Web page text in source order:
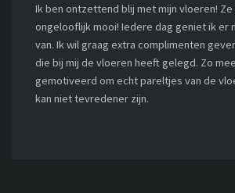
Ik ben ontzettend blij met mijn vloeren!
ongelooflijk mooi! Iedere dag geniet ik er
van. Ik wil graag extra complimenten
die bij mij de vloeren heeft gelegd. Zo
gemotiveerd om echt pareltjes van de
kan niet tevredener zijn.